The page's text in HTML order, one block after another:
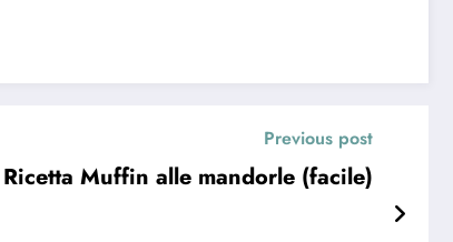
Previous post
Ricetta Muffin alle mandorle (facile)